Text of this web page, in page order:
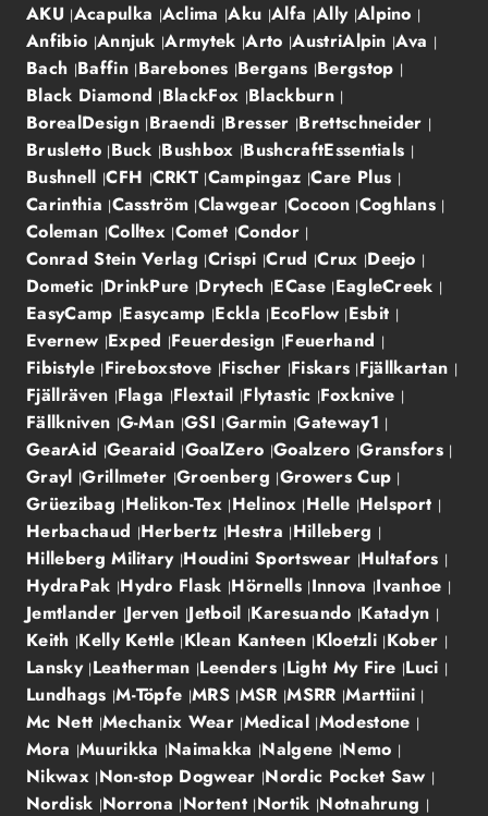
AKU Acapulka Aclima Aku Alfa Ally Alpino
Anfibio Annjuk Armytek Arto AustriAlpin Ava
Bach Baffin Barebones Bergans Bergstop
Black Diamond BlackFox Blackburn
BorealDesign Braendi Bresser Brettschneider
Brusletto Buck Bushbox BushcraftEssentials
Bushnell CFH CRKT Campingaz Care Plus
Carinthia Casström Clawgear Cocoon Coghlans
Coleman Colltex Comet Condor
Conrad Stein Verlag Crispi Crud Crux Deejo
Dometic DrinkPure Drytech ECase EagleCreek
EasyCamp Easycamp Eckla EcoFlow Esbit
Evernew Exped Feuerdesign Feuerhand
Fibistyle Fireboxstove Fischer Fiskars Fjällkartan
Fjällräven Flaga Flextail Flytastic Foxknive
Fällkniven G-Man GSI Garmin Gateway1
GearAid Gearaid GoalZero Goalzero Gransfors
Grayl Grillmeter Groenberg Growers Cup
Grüezibag Helikon-Tex Helinox Helle Helsport
Herbachaud Herbertz Hestra Hilleberg
Hilleberg Military Houdini Sportswear Hultafors
HydraPak Hydro Flask Hörnells Innova Ivanhoe
Jemtlander Jerven Jetboil Karesuando Katadyn
Keith Kelly Kettle Klean Kanteen Kloetzli Kober
Lansky Leatherman Leenders Light My Fire Luci
Lundhags M-Töpfe MRS MSR MSRR Marttiini
Mc Nett Mechanix Wear Medical Modestone
Mora Muurikka Naimakka Nalgene Nemo
Nikwax Non-stop Dogwear Nordic Pocket Saw
Nordisk Norrona Nortent Nortik Notnahrung